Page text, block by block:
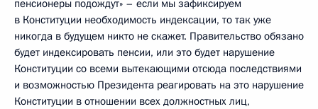
пенсионеры подождут» – если мы зафиксируем
в Конституции необходимость индексации, то так уже
никогда в будущем никто не скажет. Правительство обязано
будет индексировать пенсии, или это будет нарушение
Конституции со всеми вытекающими отсюда последствиями
и возможностью Президента реагировать на это нарушение
Конституции в отношении всех должностных лиц,